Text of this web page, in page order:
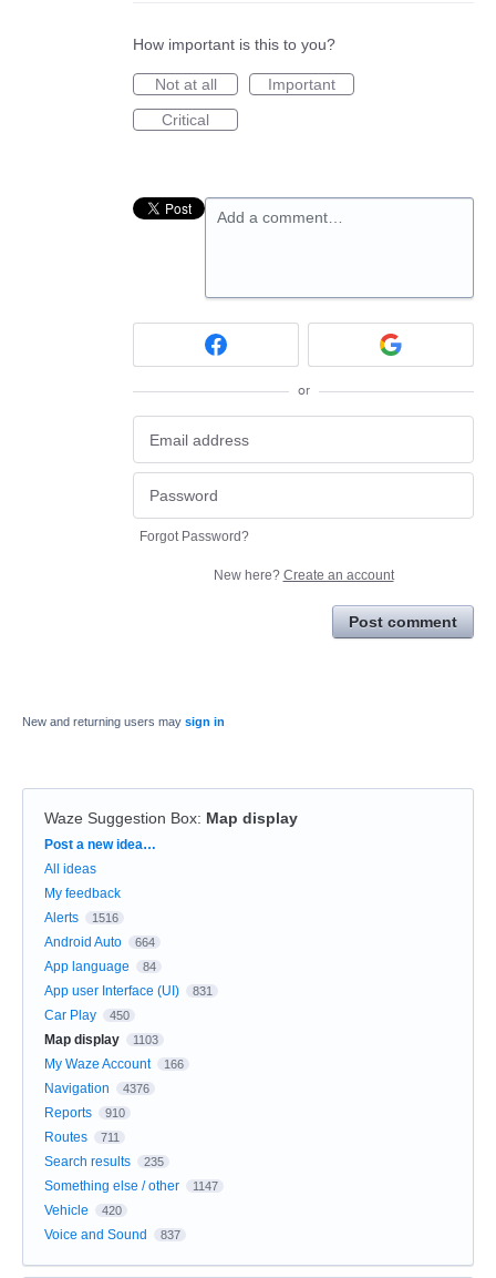
How important is this to you?
Not at all
Important
Critical
Add a comment…
or
Forgot Password?
New here? Create an account
Post comment
New and returning users may sign in
Waze Suggestion Box: Map display
Categories
Post a new idea…
All ideas
My feedback
Alerts
1516
Android Auto 664
App language 84
App user Interface (UI) 831
Car Play 450
Map display 1103
My Waze Account 166
Navigation 4376
Reports 910
Routes 711
Search results 235
Something else / other 1147
Vehicle 420
Voice and Sound 837